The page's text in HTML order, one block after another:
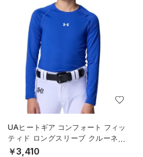
UAヒートギア コンフォート フィッ
ティド ロングスリーブ クルーネッ
ク シャツ（ベースボール/BOYS）
￥3,410